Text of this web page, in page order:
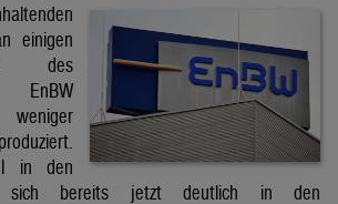
einigen
des
EnBW
in den
sich bereits jetzt deutlich in den